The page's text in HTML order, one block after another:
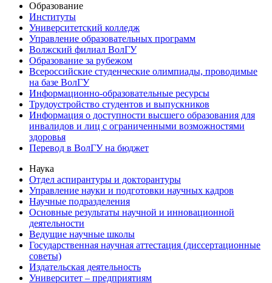
Образование
Институты
Университетский колледж
Управление образовательных программ
Волжский филиал ВолГУ
Образование за рубежом
Всероссийские студенческие олимпиады, проводимые
на базе ВолГУ
Информационно-образовательные ресурсы
Трудоустройство студентов и выпускников
Информация о доступности высшего образования для
инвалидов и лиц с ограниченными возможностями
здоровья
Перевод в ВолГУ на бюджет
Наука
Отдел аспирантуры и докторантуры
Управление науки и подготовки научных кадров
Научные подразделения
Основные результаты научной и инновационной
деятельности
Ведущие научные школы
Государственная научная аттестация (диссертационные
советы)
Издательская деятельность
Университет – предприятиям